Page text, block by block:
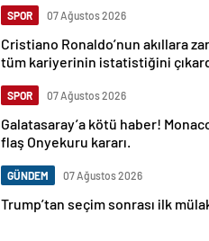
SPOR 07 Ağustos 2026
Cristiano Ronaldo’nun akıllara
tüm kariyerinin istatistiğini
SPOR 07 Ağustos 2026
Galatasaray’a kötü haber!
flaş Onyekuru kararı.
GÜNDEM 07 Ağustos 2026
Trump’tan seçim sonrası ilk